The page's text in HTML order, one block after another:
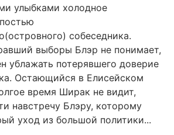
улыбками холодное
собеседника.
выборы Блэр не понимает,
ублажать потерявшего доверие
Остающийся в Елисейском
время Ширак не видит,
навстречу Блэру, которому
уход из большой политики...